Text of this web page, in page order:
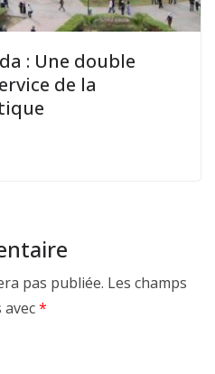
: Une double
de la
pas publiée. Les champs
*